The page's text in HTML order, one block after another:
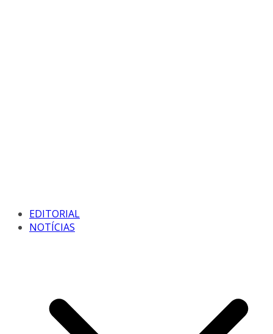
EDITORIAL
NOTÍCIAS